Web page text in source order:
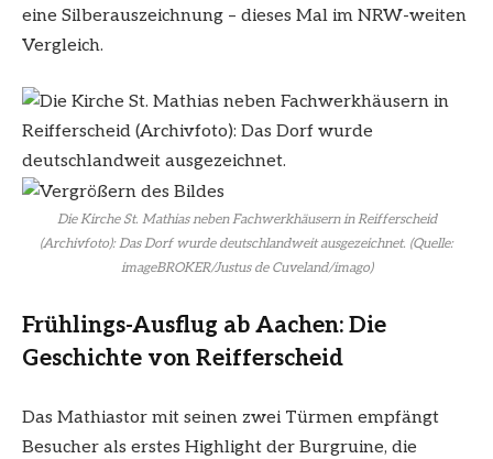
eine Silberauszeichnung – dieses Mal im NRW-weiten
Vergleich.
Die Kirche St. Mathias neben Fachwerkhäusern in Reifferscheid
(Archivfoto): Das Dorf wurde deutschlandweit ausgezeichnet. (Quelle:
imageBROKER/Justus de Cuveland/imago)
Frühlings-Ausflug ab Aachen: Die
Geschichte von Reifferscheid
Das Mathiastor mit seinen zwei Türmen empfängt
Besucher als erstes Highlight der Burgruine, die